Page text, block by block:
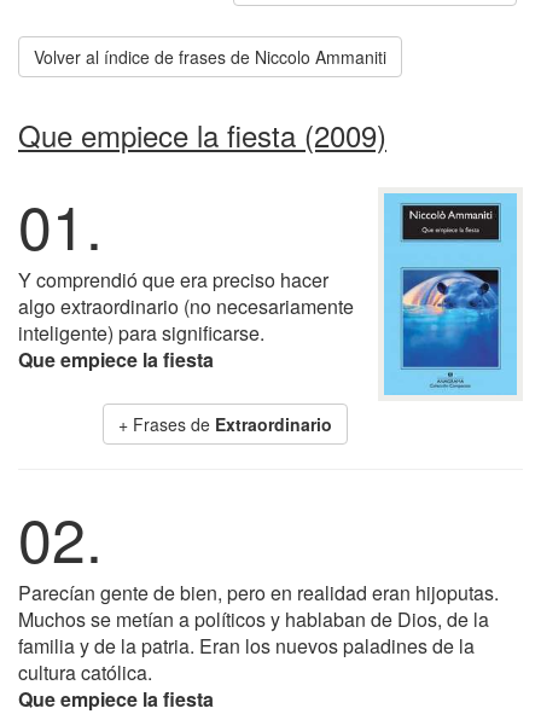
Volver al índice de frases de Niccolo Ammaniti
Que empiece la fiesta (2009)
01.
Y comprendió que era preciso hacer
algo extraordinario (no necesariamente
inteligente) para significarse.
Que empiece la fiesta
+ Frases de Extraordinario
02.
Parecían gente de bien, pero en realidad eran hijoputas.
Muchos se metían a políticos y hablaban de Dios, de la
familia y de la patria. Eran los nuevos paladines de la
cultura católica.
Que empiece la fiesta